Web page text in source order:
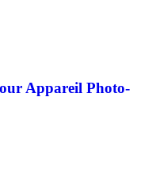
Appareil Photo-